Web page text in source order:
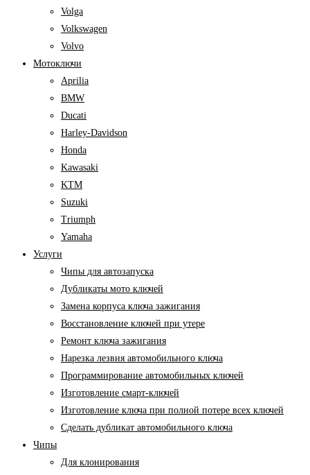
Volga
Volkswagen
Volvo
Мотоключи
Aprilia
BMW
Ducati
Harley-Davidson
Honda
Kawasaki
KTM
Suzuki
Triumph
Yamaha
Услуги
Чипы для автозапуска
Дубликаты мото ключей
Замена корпуса ключа зажигания
Восстановление ключей при утере
Ремонт ключа зажигания
Нарезка лезвия автомобильного ключа
Программирование автомобильных ключей
Изготовление смарт-ключей
Изготовление ключа при полной потере всех ключей
Cделать дубликат автомобильного ключа
Чипы
Для клонирования